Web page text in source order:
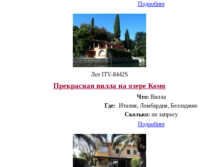
Подробнее
Лот ITV-8442S
Прекрасная вилла на озере Комо
Что: Вилла
Где: Италия, Ломбардия, Белладжио
Сколько: по запросу
Подробнее